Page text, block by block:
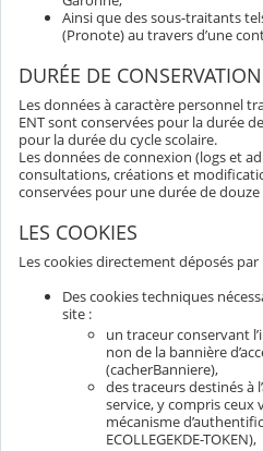
Ainsi que des sous-traitants
(Pronote) au travers d’une
DURÉE DE
Les données à caractère personnel
ENT sont conservées pour la durée
pour la durée du cycle scolaire.
Les données de connexion (logs et
consultations, créations et
conservées pour une durée de
LES COOKIES
Les cookies directement déposés par
Des cookies techniques
site :
un traceur conservant
non de la bannière
(cacherBanniere),
des traceurs destinés à
service, y compris ceux
mécanisme
ECOLLEGEKDE-TOKEN),